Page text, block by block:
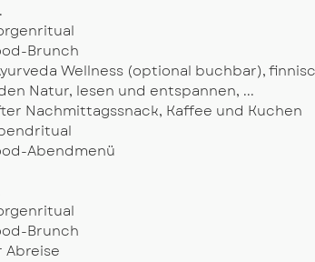
Brunch
Wellness (optional buchbar),
Natur, lesen und entspannen, ...
Nachmittagssnack, Kaffee und Kuchen
Abendmenü
Brunch
Abreise